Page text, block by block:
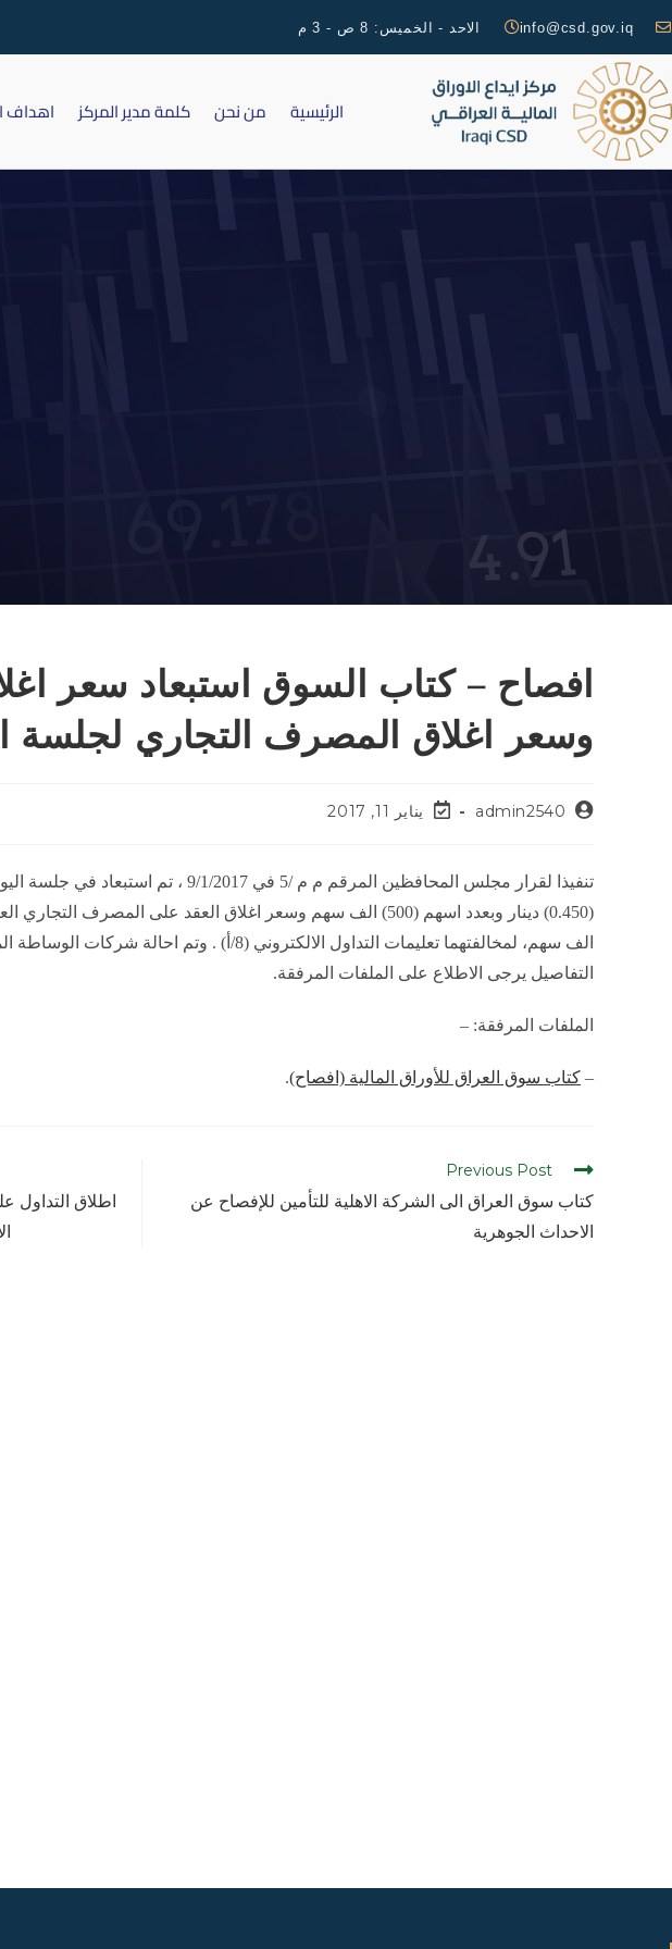
info@csd.gov.iq الاحد - الخميس: 8 ص - 3 م
الرئيسية من نحن كلمة مدير المركز اهداف
افصاح – كتاب السوق استبعاد سعر
وسعر اغلاق المصرف التجاري لجلسة الثلاثاء
admin2540 يناير 11, 2017
تنفيذا لقرار مجلس المحافظين المرقم م م /5
الف سهم، لمخالفتهما تعليمات التداول الالكتروني (8/أ)
التفاصيل يرجى الاطلاع على الملفات المرفقة.
الملفات المرفقة: –
– كتاب سوق العراق للأوراق المالية (افصاح).
Previous Post
كتاب سوق العراق الى الشركة الاهلية للتأمين للإفصاح عن
الاحداث الجوهرية
اطلاق